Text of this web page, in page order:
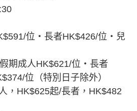
位・長者HK$426/位・兒
期成人HK$621/位・長者
位（特別日子除外）
，HK$625起/長者，HK$482